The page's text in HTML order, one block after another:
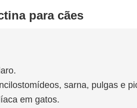
para cães
sarna, pulgas e
em gatos.